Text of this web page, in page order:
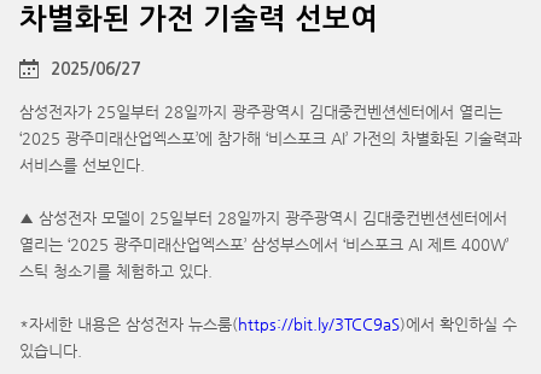
차별화된 가전 기술력 선보여
2025/06/27
삼성전자가 25일부터 28일까지 광주광역시 김대중컨벤션센터에서 열리는
‘2025 광주미래산업엑스포’에 참가해 ‘비스포크 AI’ 가전의 차별화된 기술력과
서비스를 선보인다.
▲ 삼성전자 모델이 25일부터 28일까지 광주광역시 김대중컨벤션센터에서
열리는 ‘2025 광주미래산업엑스포’ 삼성부스에서 ‘비스포크 AI 제트 400W’
스틱 청소기를 체험하고 있다.
*자세한 내용은 삼성전자 뉴스룸(https://bit.ly/3TCC9aS)에서 확인하실 수
있습니다.